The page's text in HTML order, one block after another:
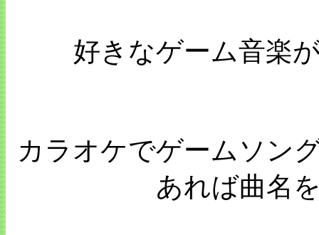
好きなゲーム音楽
カラオケでゲームソン
あれば曲名